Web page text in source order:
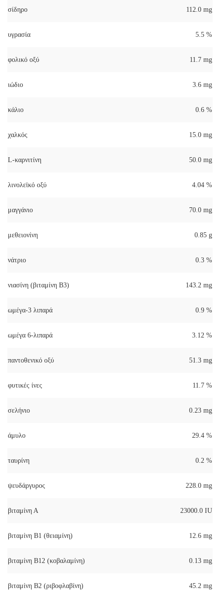
σίδηρο 112.0 mg
υγρασία 5.5 %
φολικό οξύ 11.7 mg
ιώδιο 3.6 mg
κάλιο 0.6 %
χαλκός 15.0 mg
L-καρνιτίνη 50.0 mg
λινολεϊκό οξύ 4.04 %
μαγγάνιο 70.0 mg
μεθειονίνη 0.85 g
νάτριο 0.3 %
νιασίνη (βιταμίνη Β3) 143.2 mg
ωμέγα-3 λιπαρά 0.9 %
ωμέγα 6-λιπαρά 3.12 %
παντοθενικό οξύ 51.3 mg
φυτικές ίνες 11.7 %
σελήνιο 0.23 mg
άμυλο 29.4 %
ταυρίνη 0.2 %
ψευδάργυρος 228.0 mg
βιταμίνη Α 23000.0 IU
βιταμίνη Β1 (θειαμίνη) 12.6 mg
βιταμίνη Β12 (κοβαλαμίνη) 0.13 mg
βιταμίνη Β2 (ριβοφλαβίνη) 45.2 mg